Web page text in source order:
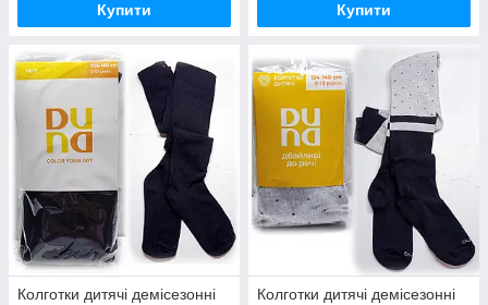
Купити Купити
Колготки дитячі демісезонні
Колготки дитячі демісезонні